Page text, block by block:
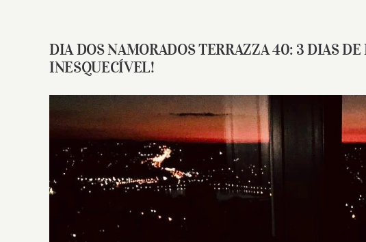
DIA DOS NAMORADOS TERRAZZA 40: 3 DIAS
INESQUECÍVEL!
Larger
Image